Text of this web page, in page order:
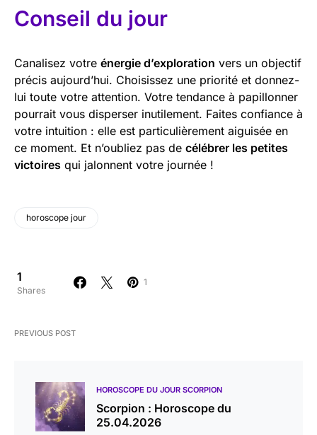
Conseil du jour
Canalisez votre énergie d’exploration vers un objectif
précis aujourd’hui. Choisissez une priorité et donnez-
lui toute votre attention. Votre tendance à papillonner
pourrait vous disperser inutilement. Faites confiance à
votre intuition : elle est particulièrement aiguisée en
ce moment. Et n’oubliez pas de célébrer les petites
victoires qui jalonnent votre journée !
horoscope jour
1
Shares
1
PREVIOUS POST
HOROSCOPE DU JOUR SCORPION
Scorpion : Horoscope du
25.04.2026